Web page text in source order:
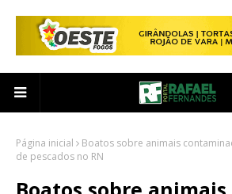
Página inicial
Boatos sobre animais
de pescados no RN